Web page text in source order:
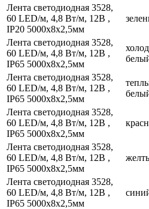
Лента светодиодная 3528,
60 LED/м, 4,8 Вт/м, 12В ,
IP20 5000х8х2,5мм
Лента светодиодная 3528,
60 LED/м, 4,8 Вт/м, 12В ,
IP65 5000х8х2,5мм
Лента светодиодная 3528,
60 LED/м, 4,8 Вт/м, 12В ,
IP65 5000х8х2,5мм
Лента светодиодная 3528,
60 LED/м, 4,8 Вт/м, 12В ,
IP65 5000х8х2,5мм
Лента светодиодная 3528,
60 LED/м, 4,8 Вт/м, 12В ,
IP65 5000х8х2,5мм
Лента светодиодная 3528,
60 LED/м, 4,8 Вт/м, 12В ,
IP65 5000х8х2,5мм